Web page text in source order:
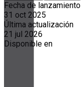
Fecha de lanzamiento
31 oct 2025
Última actualización
21 jul 2026
Disponible en